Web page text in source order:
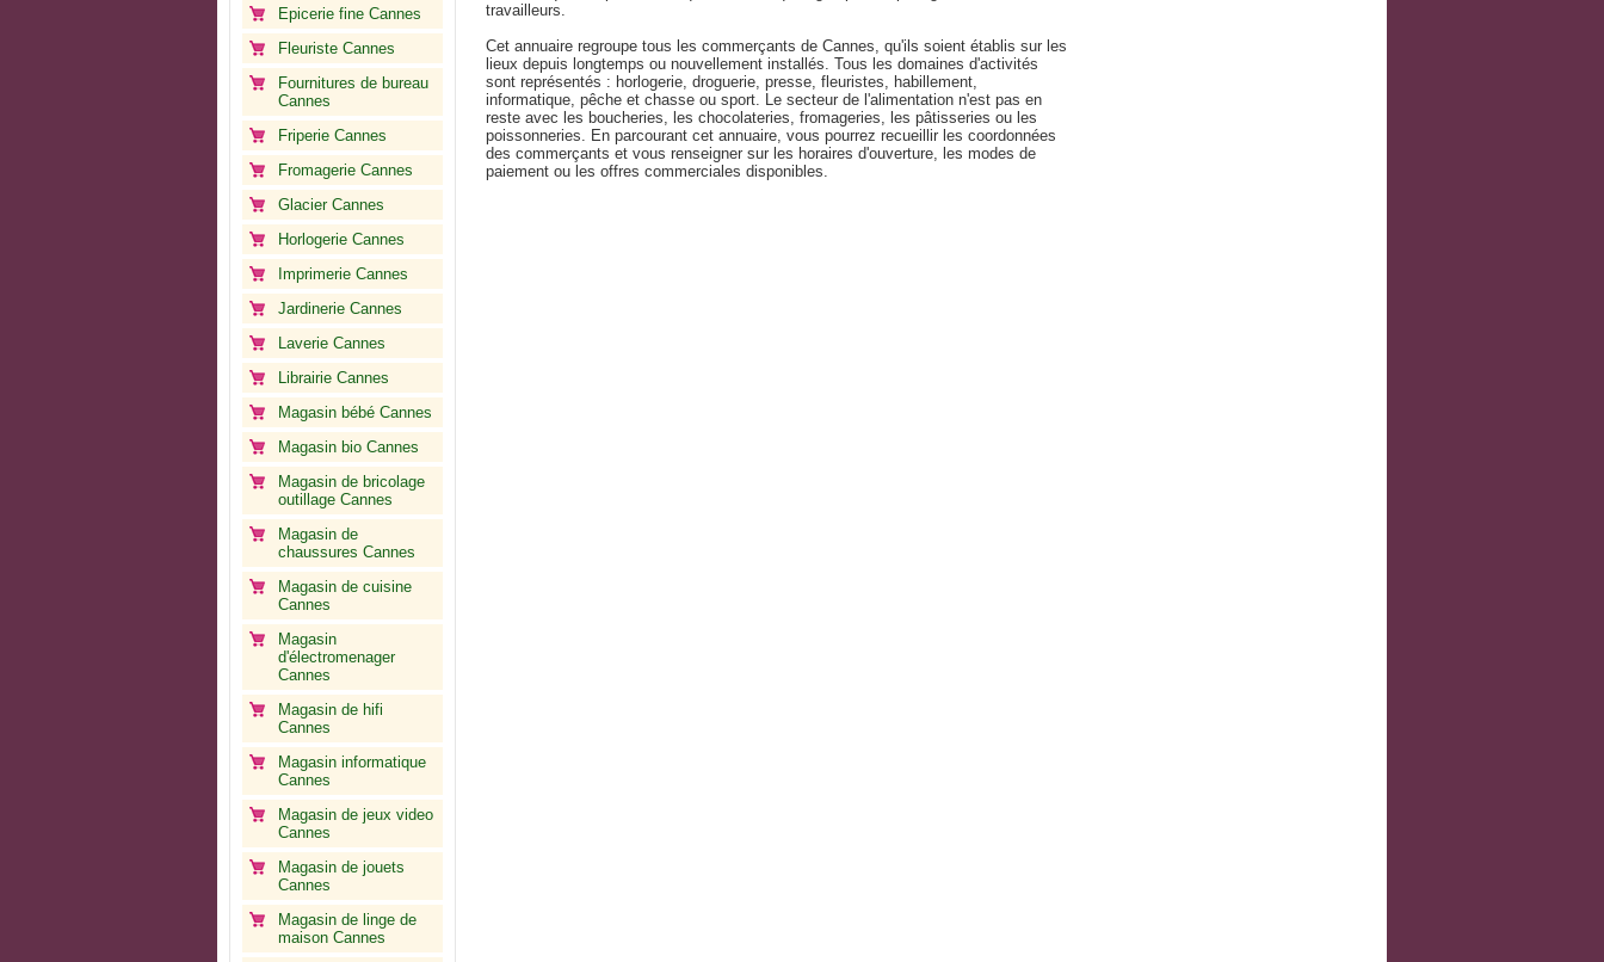
Epicerie fine Cannes
Fleuriste Cannes
Fournitures de bureau
Cannes
Friperie Cannes
Fromagerie Cannes
Glacier Cannes
Horlogerie Cannes
Imprimerie Cannes
Jardinerie Cannes
Laverie Cannes
Librairie Cannes
Magasin bébé Cannes
Magasin bio Cannes
Magasin de bricolage
outillage Cannes
Magasin de
chaussures Cannes
Magasin de cuisine
Cannes
Magasin
d'électromenager
Cannes
Magasin de hifi
Cannes
Magasin informatique
Cannes
Magasin de jeux video
Cannes
Magasin de jouets
Cannes
Magasin de linge de
maison Cannes
travailleurs.
Cet annuaire regroupe tous les commerçants de Cannes, qu'ils soient établis sur les
lieux depuis longtemps ou nouvellement installés. Tous les domaines d'activités
sont représentés : horlogerie, droguerie, presse, fleuristes, habillement,
informatique, pêche et chasse ou sport. Le secteur de l'alimentation n'est pas en
reste avec les boucheries, les chocolateries, fromageries, les pâtisseries ou les
poissonneries. En parcourant cet annuaire, vous pourrez recueillir les coordonnées
des commerçants et vous renseigner sur les horaires d'ouverture, les modes de
paiement ou les offres commerciales disponibles.